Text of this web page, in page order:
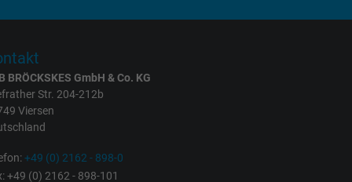
BRÖCKSKES GmbH & Co. KG
Str. 204-212b
Viersen
+49 (0) 2162 - 898-0
+49 (0) 2162 - 898-101